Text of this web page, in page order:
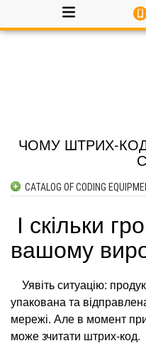
ЧОМУ ШТРИХ-
CATALOG OF CODING
AUTOMATIC LABELLERS
SEMI-AUTOMATIC
PRINT & APPLY SYSTEMS
LASER CODERS
CONTACTS
THERMAL INKJET CODERS
ЕТИКЕТУВАЛЬНІ СИСТЕМИ
І скільки
вашому
Уявіть ситуацію:
упакована та
мережі. Але в момент
може зчитати штрих-код.